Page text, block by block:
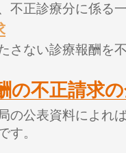
不正診療分に係る
さない診療報酬を
の不正請求
の公表資料によれ
す。